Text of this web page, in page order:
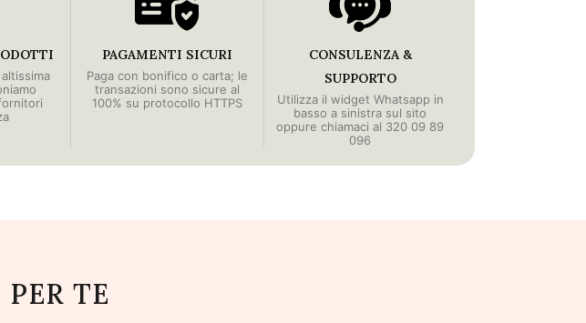
PAGAMENTI SICURI
Paga con bonifico o carta; le
transazioni sono sicure al
100% su protocollo HTTPS
CONSULENZA &
SUPPORTO
Utilizza il widget Whatsapp in
basso a sinistra sul sito
oppure chiamaci al 320 09 89
096
TE